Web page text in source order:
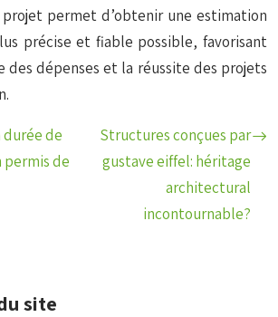
permet d’obtenir une estimation
précise et fiable possible, favorisant
des dépenses et la réussite des projets
de
permis de
Structures conçues par
gustave eiffel: héritage
architectural
incontournable?
site